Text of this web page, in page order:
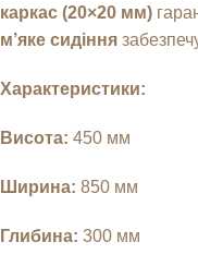
каркас (20×20 мм)
м’яке сидіння
Характеристики:
Висота: 450 мм
Ширина: 850 мм
Глибина: 300 мм